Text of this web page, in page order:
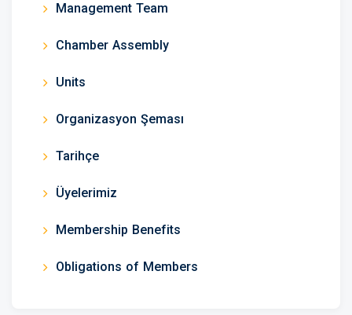
Management Team
Chamber Assembly
Units
Organizasyon Şeması
Tarihçe
Üyelerimiz
Membership Benefits
Obligations of Members